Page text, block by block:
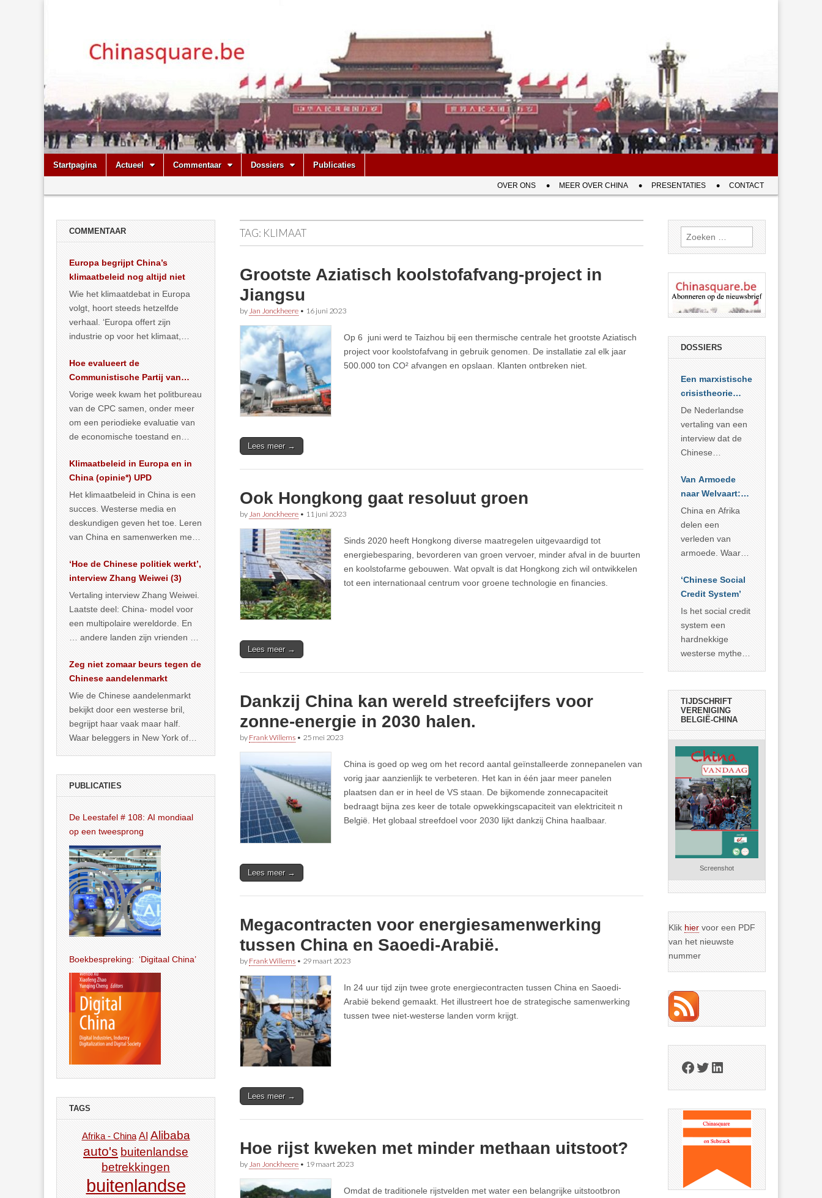
Chinasquare.be
Main
menu
Skip
Startpagina Actueel Commentaar Dossiers Publicaties
menu
OVER ONS MEER OVER CHINA PRESENTATIES CONTACT
TAG: KLIMAAT
Grootste Aziatisch koolstofafvang-project in
Jiangsu
by Jan Jonckheere • 16 juni 2023
Op 6 juni werd te Taizhou bij een thermische centrale het grootste Aziatisch
project voor koolstofafvang in gebruik genomen. De installatie zal elk jaar
500.000 ton CO² afvangen en opslaan. Klanten ontbreken niet.
Lees meer →
Ook Hongkong gaat resoluut groen
by Jan Jonckheere • 11 juni 2023
Sinds 2020 heeft Hongkong diverse maatregelen uitgevaardigd tot
energiebesparing, bevorderen van groen vervoer, minder afval in de buurten
en koolstofarme gebouwen. Wat opvalt is dat Hongkong zich wil ontwikkelen
tot een internationaal centrum voor groene technologie en financies.
Lees meer →
Dankzij China kan wereld streefcijfers voor
zonne-energie in 2030 halen.
by Frank Willems • 25 mei 2023
China is goed op weg om het record aantal geïnstalleerde zonnepanelen van
vorig jaar aanzienlijk te verbeteren. Het kan in één jaar meer panelen
plaatsen dan er in heel de VS staan. De bijkomende zonnecapaciteit
bedraagt bijna zes keer de totale opwekkingscapaciteit van elektriciteit n
België. Het globaal streefdoel voor 2030 lijkt dankzij China haalbaar.
Lees meer →
Megacontracten voor energiesamenwerking
tussen China en Saoedi-Arabië.
by Frank Willems • 29 maart 2023
In 24 uur tijd zijn twee grote energiecontracten tussen China en Saoedi-
Arabië bekend gemaakt. Het illustreert hoe de strategische samenwerking
tussen twee niet-westerse landen vorm krijgt.
Lees meer →
Hoe rijst kweken met minder methaan uitstoot?
by Jan Jonckheere • 19 maart 2023
Omdat de traditionele rijstvelden met water een belangrijke uitstootbron
COMMENTAAR
Europa begrijpt China’s
klimaatbeleid nog altijd niet
Wie het klimaatdebat in Europa
volgt, hoort steeds hetzelfde
verhaal. ‘Europa offert zijn
industrie op voor het klimaat,
vergroening… >> lees meer
Hoe evalueert de
Communistische Partij van
China de economische
situatie?
Vorige week kwam het politbureau
van de CPC samen, onder meer
om een periodieke evaluatie van
de economische toestand en
publiceerden… >> lees meer
Klimaatbeleid in Europa en in
China (opinie*) UPD
Het klimaatbeleid in China is een
succes. Westerse media en
deskundigen geven het toe. Leren
van China en samenwerken met
… >> lees meer
‘Hoe de Chinese politiek werkt’,
interview Zhang Weiwei (3)
Vertaling interview Zhang Weiwei.
Laatste deel: China- model voor
een multipolaire wereldorde. En
… andere landen zijn vrienden of
Zeg niet zomaar beurs tegen de
Chinese aandelenmarkt
Wie de Chinese aandelenmarkt
bekijkt door een westerse bril,
begrijpt haar vaak maar half.
Waar beleggers in New York of
PUBLICATIES
De Leestafel # 108: AI mondiaal
op een tweesprong
Boekbespreking: ‘Digitaal China’
TAGS
Afrika - China AI Alibaba
auto's buitenlandse
betrekkingen
buitenlandse
Zoeken
naar:
DOSSIERS
Een marxistische
crisistheorie
voor vandaag
De Nederlandse
vertaling van een
interview dat de
Chinese
Sociale
Wetenschappen
afnam van de
Britse
marxistische
econoom Michael
zien dat
… >> lees meer
Van Armoede
naar Welvaart:
Wat Afrika kan
leren van
China’s
economisch
China en Afrika
delen een
verleden van
armoede. Waar
voorbije veertig
jaar in slaagde
meer dan 800
miljoen mensen
uit de armoede
… >> lees meer
‘Chinese Social
Credit System’
Is het social credit
system een
hardnekkige
westerse mythe of
TIJDSCHRIFT
VERENIGING
BELGIË-CHINA
Screenshot
Klik hier voor een PDF
van het nieuwste
nummer
Facebook
Twitter
LinkedIn